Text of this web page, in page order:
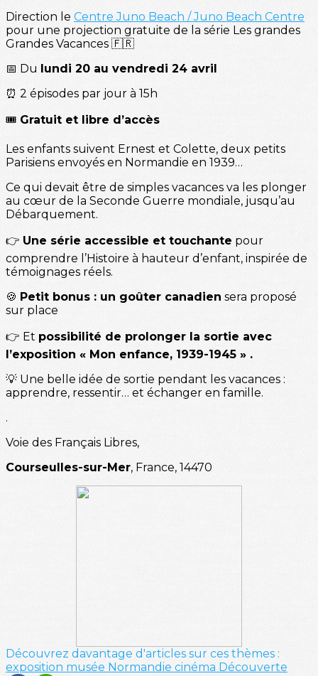
Direction le Centre Juno Beach / Juno Beach Centre
pour une projection gratuite de la série Les grandes
Grandes Vacances 🇫🇷
📅 Du
lundi 20 au vendredi 24 avril
⏰ 2 épisodes par jour à 15h
🎟️ Gratuit et libre d’accès
Les enfants suivent Ernest et Colette, deux petits
Parisiens envoyés en Normandie en 1939…
Ce qui devait être de simples vacances va les plonger
au cœur de la Seconde Guerre mondiale, jusqu’au
Débarquement.
👉 Une série accessible et touchante pour
comprendre l’Histoire à hauteur d’enfant, inspirée de
témoignages réels.
🍪 Petit bonus : un goûter canadien sera proposé
sur place
👉 Et possibilité de prolonger la sortie avec
l’exposition « Mon enfance, 1939-1945 » .
💡 Une belle idée de sortie pendant les vacances :
apprendre, ressentir… et échanger en famille.
.
Voie des Français Libres,
Courseulles-sur-Mer, France, 14470
Découvrez davantage d'articles sur ces thèmes :
exposition musée Normandie cinéma Découverte